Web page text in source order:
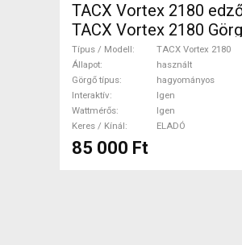
TACX Vortex 2180
TACX Vortex 2180
Spinning hagyományos
Igen használt ELADÓ
Típus / Modell
TACX Vortex 2180
Állapot
használt
Görgő típus
hagyományos
Interaktív
Igen
Wattmérős
Igen
Keres / Kínál
ELADÓ
85 000 Ft